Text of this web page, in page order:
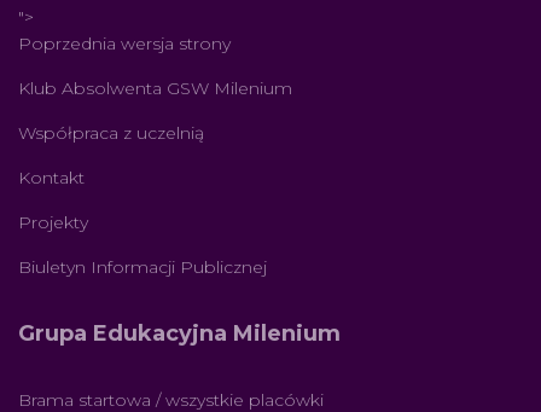
">
Poprzednia wersja strony
Klub Absolwenta GSW Milenium
Współpraca z uczelnią
Kontakt
Projekty
Biuletyn Informacji Publicznej
Grupa Edukacyjna Milenium
Brama startowa / wszystkie placówki